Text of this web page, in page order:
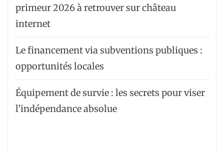
primeur 2026 à retrouver sur château
internet
Le financement via subventions publiques :
opportunités locales
Équipement de survie : les secrets pour viser
l’indépendance absolue